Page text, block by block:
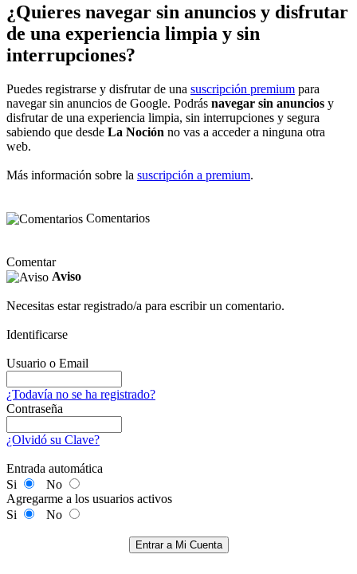
¿Quieres navegar sin anuncios y disfrutar
de una experiencia limpia y sin
interrupciones?
Puedes registrarse y disfrutar de una suscripción premium para
navegar sin anuncios de Google. Podrás navegar sin anuncios y
disfrutar de una experiencia limpia, sin interrupciones y segura
sabiendo que desde La Noción no vas a acceder a ninguna otra
web.
Más información sobre la suscripción a premium.
Comentarios
Comentar
Aviso
Necesitas estar registrado/a para escribir un comentario.
Identificarse
Usuario o Email
¿Todavía no se ha registrado?
Contraseña
¿Olvidó su Clave?
Entrada automática
Si
No
Agregarme a los usuarios activos
Si
No
Entrar a Mi Cuenta